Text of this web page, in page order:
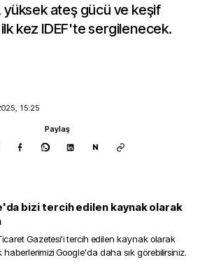
ateş gücü ve keşif
kez IDEF'te sergilenecek.
15:25
Paylaş
N
bizi tercih edilen kaynak olarak
Gazetesi'i tercih edilen kaynak olarak
haberlerimizi Google'da daha sık görebilirsiniz.